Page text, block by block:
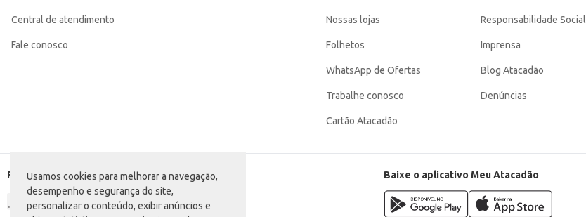
Usamos cookies para melhorar a navegação,
desempenho e segurança do site,
personalizar o conteúdo, exibir anúncios e
Central de atendimento
Fale conosco
Nossas lojas
Folhetos
WhatsApp de Ofertas
Trabalhe conosco
Cartão Atacadão
Responsabilidade Social
Imprensa
Blog Atacadão
Denúncias
Formas de pagamento Baixe o aplicativo Meu Atacadão